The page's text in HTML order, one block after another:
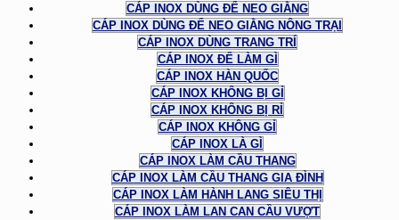
CÁP INOX DÙNG ĐỂ NEO GIẰNG
CÁP INOX DÙNG ĐỂ NEO GIẰNG NÔNG TRẠI
CÁP INOX DÙNG TRANG TRÍ
CÁP INOX ĐỂ LÀM GÌ
CÁP INOX HÀN QUỐC
CÁP INOX KHÔNG BỊ GỈ
CÁP INOX KHÔNG BỊ RỈ
CÁP INOX KHÔNG GỈ
CÁP INOX LÀ GÌ
CÁP INOX LÀM CẦU THANG
CÁP INOX LÀM CẦU THANG GIA ĐÌNH
CÁP INOX LÀM HÀNH LANG SIÊU THỊ
CÁP INOX LÀM LAN CAN CẦU VƯỢT